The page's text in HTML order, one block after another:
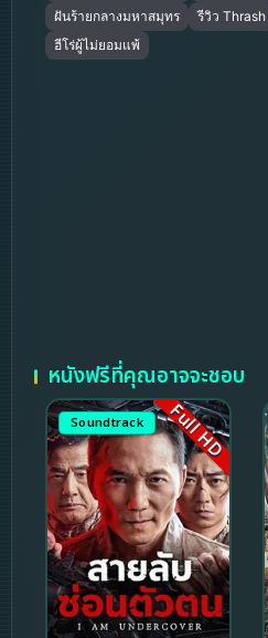
ฝันร้ายกลางมหาสมุทร รีวิว Thrash
ฮีโร่ผู้ไม่ยอมแพ้
หนังฟรีที่คุณอาจจะชอบ
Soundtrack Full HD